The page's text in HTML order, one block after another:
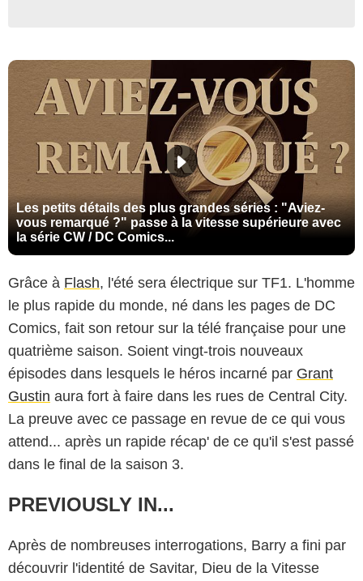
Les petits détails des plus grandes séries : "Aviez-
vous remarqué ?" passe à la vitesse supérieure avec
la série CW / DC Comics...
Grâce à Flash, l'été sera électrique sur TF1. L'homme
le plus rapide du monde, né dans les pages de DC
Comics, fait son retour sur la télé française pour une
quatrième saison. Soient vingt-trois nouveaux
épisodes dans lesquels le héros incarné par Grant
Gustin aura fort à faire dans les rues de Central City.
La preuve avec ce passage en revue de ce qui vous
attend... après un rapide récap' de ce qu'il s'est passé
dans le final de la saison 3.
PREVIOUSLY IN...
Après de nombreuses interrogations, Barry a fini par
découvrir l'identité de Savitar, Dieu de la Vitesse